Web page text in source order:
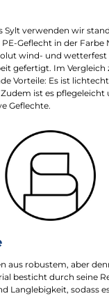
Sylt verwenden wir
Geflecht in der Farbe
wind- und
gefertigt. Im Vergleich
Vorteile: Es ist
ist es pflegeleicht
Geflechte.
aus robustem, aber
besticht durch seine
Langlebigkeit, sodass